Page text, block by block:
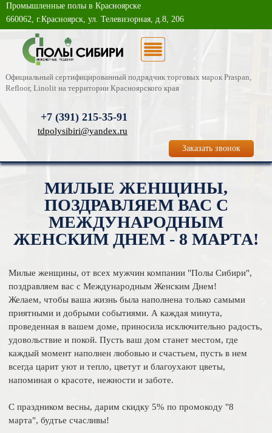
О компании
Каталог услуг
Промышленные полы в Красноярске
660062, г.Красноярск, ул. Телевизорная, д.8, 206
Официальный сертифицированный подрядчик торговых марок Praspan,
Refloor, Linolit на территории Красноярского края
Заказать звонок
+7 (391) 215-35-91
tdpolysibiri@yandex.ru
МИЛЫЕ ЖЕНЩИНЫ,
ПОЗДРАВЛЯЕМ ВАС С
МЕЖДУНАРОДНЫМ
ЖЕНСКИМ ДНЕМ - 8 МАРТА!
Милые женщины, от всех мужчин компании "Полы Сибири",
поздравляем вас с Международным Женским Днем!
Желаем, чтобы ваша жизнь была наполнена только самыми
приятными и добрыми событиями. А каждая минута,
проведенная в вашем доме, приносила исключительно радость,
удовольствие и покой. Пусть ваш дом станет местом, где
каждый момент наполнен любовью и счастьем, пусть в нем
всегда царит уют и тепло, цветут и благоухают цветы,
напоминая о красоте, нежности и заботе.
С праздником весны, дарим скидку 5% по промокоду "8
марта", будтье счасливы!